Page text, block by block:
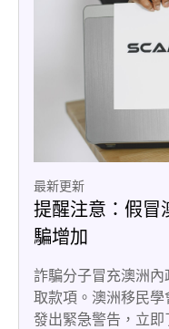
最新更新
提醒注意：假冒
騙增加
詐騙分子冒充澳洲
取款項。澳洲移民學
發出緊急警告，立即